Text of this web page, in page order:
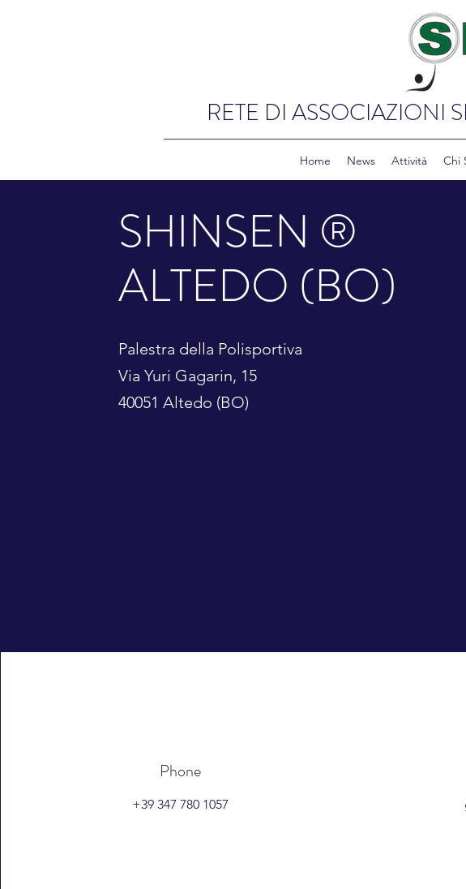
RETE DI ASSOCIAZIONI
Home News Attività Chi
SHINSEN ®
ALTEDO (BO)
Palestra della Polisportiva
Via Yuri Gagarin, 15
40051 Altedo (BO)
Phone
+39 347 780 1057